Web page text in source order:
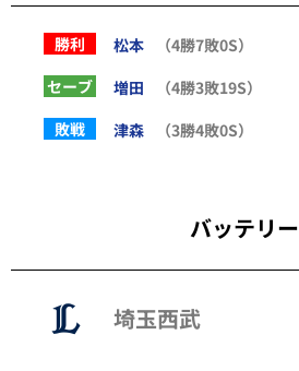
勝利 松本
（4勝7敗0S）
セーブ
増田
（4勝3敗19S）
敗戦
津森 （3勝4敗0S）
バッテリー
埼玉西武